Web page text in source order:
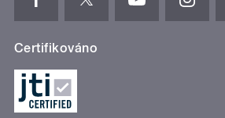
Certifikováno